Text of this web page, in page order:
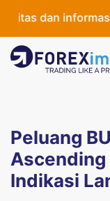
dan informasi
Peluang
Ascending
Indikasi